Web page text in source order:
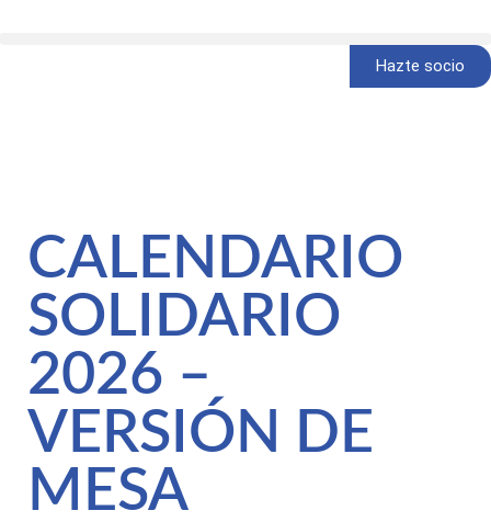
Hazte socio
CALENDARIO
SOLIDARIO
2026 –
VERSIÓN DE
MESA